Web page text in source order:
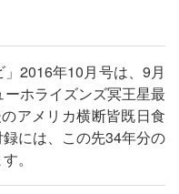
2016年10月号は、9月
ホライズンズ冥王星最
アメリカ横断皆既日食
には、この先34年分の
。